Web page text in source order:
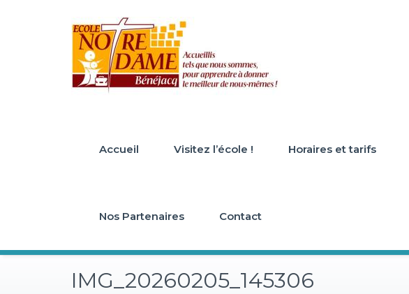
Accueil Visitez l’école ! Horaires et tarifs
Nos Partenaires Contact
IMG_20260205_145306